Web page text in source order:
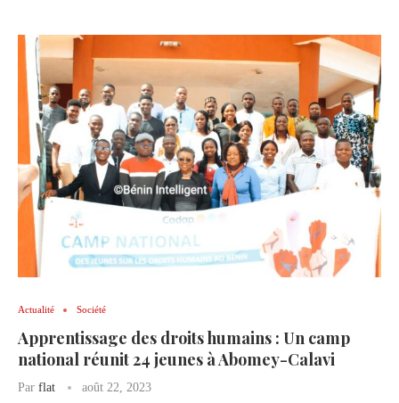
Actualité Société
Apprentissage des droits humains : Un camp
national réunit 24 jeunes à Abomey-Calavi
Par flat août 22, 2023